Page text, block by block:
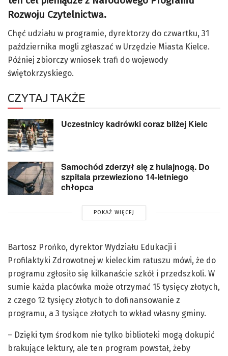
Rozwoju Czytelnictwa.
Chęć udziału w programie, dyrektorzy do czwartku, 31
października mogli zgłaszać w Urzędzie Miasta Kielce.
Później zbiorczy wniosek trafi do wojewody
świętokrzyskiego.
CZYTAJ TAKŻE
Uczestnicy kadrówki coraz bliżej Kielc
Samochód zderzył się z hulajnogą. Do
szpitala przewieziono 14-letniego
chłopca
POKAŻ WIĘCEJ
Bartosz Prońko, dyrektor Wydziału Edukacji i
Profilaktyki Zdrowotnej w kieleckim ratuszu mówi, że do
programu zgłosiło się kilkanaście szkół i przedszkoli. W
sumie każda placówka może otrzymać 15 tysięcy złotych,
z czego 12 tysięcy złotych to dofinansowanie z
programu, a 3 tysiące złotych to wkład własny gminy.
– Dzięki tym środkom nie tylko biblioteki mogą dokupić
brakujące lektury, ale ten program powstał, żeby